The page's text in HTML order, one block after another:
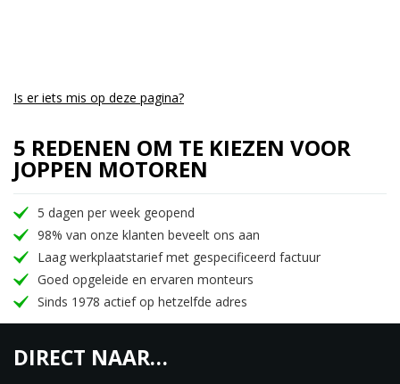
accessoires die op het stuur geplaatst gaan worden
zorgt voor vertrouwen tijdens het remmen.
De Royal Enfield Classic 350 is leverbaar in 6
kleuren
Chrome Red
Chrome Bronze
Dark Gunmetal Grey
Dark Stealth
Halcyon Black
Is er iets mis op deze pagina?
5 REDENEN OM TE KIEZEN VOOR
JOPPEN MOTOREN
5 dagen per week geopend
98% van onze klanten beveelt ons aan
Laag werkplaatstarief met gespecificeerd factuur
Goed opgeleide en ervaren monteurs
Sinds 1978 actief op hetzelfde adres
DIRECT NAAR…